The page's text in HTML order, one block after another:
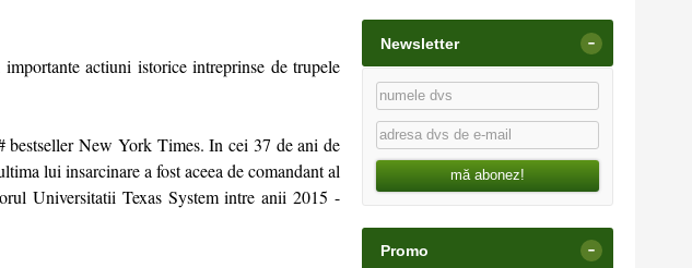
actiuni istorice intreprinse de trupele
New York Times. In cei 37 de ani de
lui insarcinare a fost aceea de comandant al
Universitatii Texas System intre anii 2015 -
Newsletter -
mă abonez!
Promo -